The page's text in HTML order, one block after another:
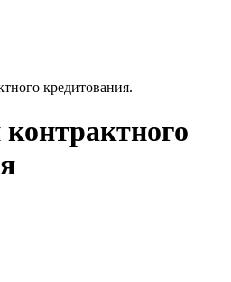
кредитования.